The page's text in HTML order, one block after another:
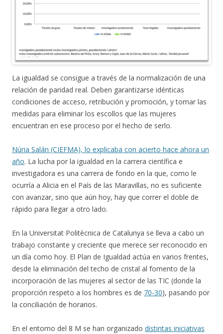
La igualdad se consigue a través de la normalización de una
relación de paridad real. Deben garantizarse idénticas
condiciones de acceso, retribución y promoción, y tomar las
medidas para eliminar los escollos que las mujeres
encuentran en ese proceso por el hecho de serlo.
Núria Salán (CIEFMA), lo explicaba con acierto hace ahora un
año. La lucha por la igualdad en la carrera científica e
investigadora es una carrera de fondo en la que, como le
ocurría a Alicia en el País de las Maravillas, no es suficiente
con avanzar, sino que aún hoy, hay que correr el doble de
rápido para llegar a otro lado.
En la Universitat Politècnica de Catalunya se lleva a cabo un
trabajo constante y creciente que merece ser reconocido en
un día como hoy. El Plan de Igualdad actúa en varios frentes,
desde la eliminación del techo de cristal al fomento de la
incorporación de las mujeres al sector de las TIC (donde la
proporción respeto a los hombres es de 70-30), pasando por
la conciliación de horarios.
En el entorno del 8 M se han organizado distintas iniciativas